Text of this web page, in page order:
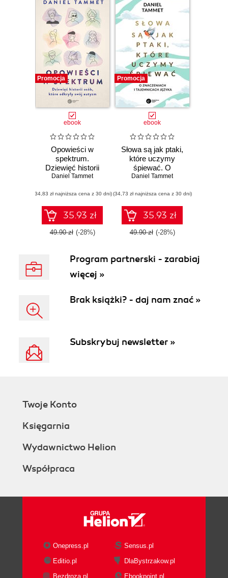
Promocja
ebook
Opowieści w
spektrum.
Dziewięć historii
osób, które odkryły
Daniel Tammet
(34,83 zł najniższa cena z 30 dni)
35.93 zł
49.90 zł (-28%)
Promocja
ebook
Słowa są jak ptaki,
które uczymy
śpiewać. O
znaczeniach i
Daniel Tammet
(34,73 zł najniższa cena z 30 dni)
35.93 zł
49.90 zł (-28%)
Program partnerski - zarabiaj
więcej »
Brak książki? - daj nam znać »
Subskrybuj newsletter »
Twoje Konto
Księgarnia
Wydawnictwo Helion
Współpraca
Onepress.pl
Sensus.pl
Editio.pl
DlaBystrzakow.pl
Bezdroza.pl
Ebookpoint.pl